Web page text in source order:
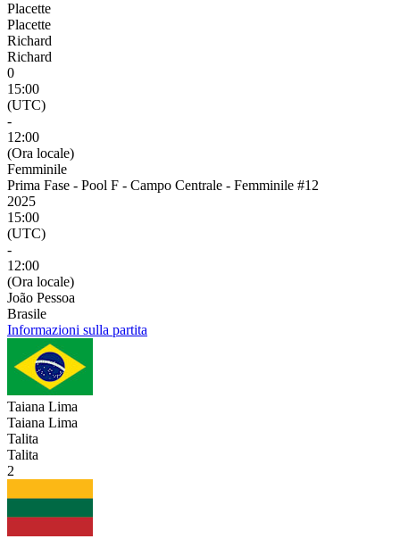
Placette
Placette
Richard
Richard
0
15:00
(UTC)
-
12:00
(Ora locale)
Femminile
Prima Fase - Pool F - Campo Centrale - Femminile #12
2025
15:00
(UTC)
-
12:00
(Ora locale)
João Pessoa
Brasile
Informazioni sulla partita
Taiana Lima
Taiana Lima
Talita
Talita
2